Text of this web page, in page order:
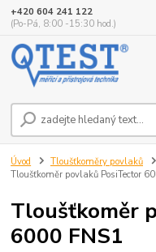
+420 604 241 122
(Po-Pá, 8:00 -15:30 hod.)
Úvod Tloušťkoměry povlaků
Tloušťkoměr povlaků PosiTector
Tloušťkoměr
6000 FNS1